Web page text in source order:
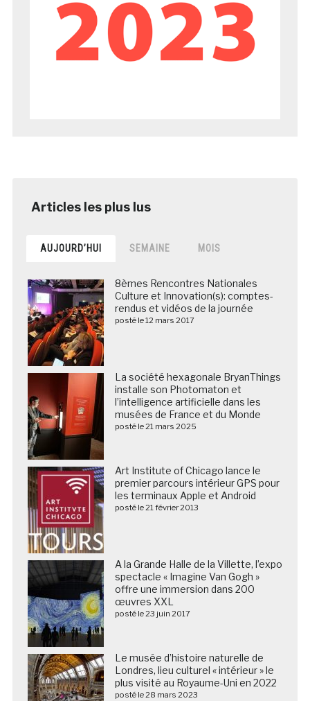
AUJOURD’HUI SEMAINE MOIS
8èmes Rencontres Nationales
Culture et Innovation(s): comptes-
rendus et vidéos de la journée
posté le 12 mars 2017
La société hexagonale BryanThings
installe son Photomaton et
l’intelligence artificielle dans les
musées de France et du Monde
posté le 21 mars 2025
Art Institute of Chicago lance le
premier parcours intérieur GPS pour
les terminaux Apple et Android
posté le 21 février 2013
A la Grande Halle de la Villette, l’expo
spectacle « Imagine Van Gogh »
offre une immersion dans 200
œuvres XXL
posté le 23 juin 2017
Le musée d’histoire naturelle de
Londres, lieu culturel « intérieur » le
plus visité au Royaume-Uni en 2022
posté le 28 mars 2023